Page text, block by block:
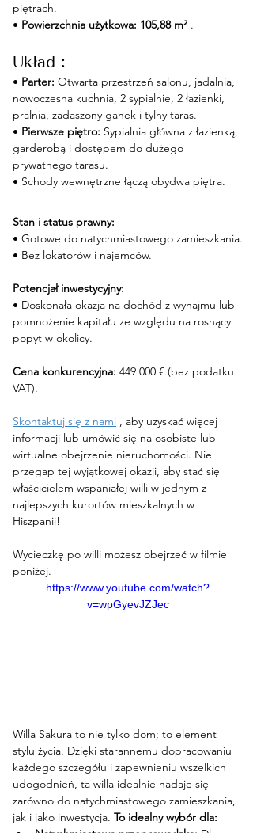
piętrach.
• Powierzchnia użytkowa: 105,88 m² .
Układ :
• Parter: Otwarta przestrzeń salonu, jadalnia,
nowoczesna kuchnia, 2 sypialnie, 2 łazienki,
pralnia, zadaszony ganek i tylny taras.
• Pierwsze piętro: Sypialnia główna z łazienką,
garderobą i dostępem do dużego
prywatnego tarasu.
• Schody wewnętrzne łączą obydwa piętra.
Stan i status prawny:
• Gotowe do natychmiastowego zamieszkania.
• Bez lokatorów i najemców.
Potencjał inwestycyjny:
• Doskonała okazja na dochód z wynajmu lub
pomnożenie kapitału ze względu na rosnący
popyt w okolicy.
Cena konkurencyjna: 449 000 € (bez podatku
VAT).
Skontaktuj się z nami , aby uzyskać więcej
informacji lub umówić się na osobiste lub
wirtualne obejrzenie nieruchomości. Nie
przegap tej wyjątkowej okazji, aby stać się
właścicielem wspaniałej willi w jednym z
najlepszych kurortów mieszkalnych w
Hiszpanii!
Wycieczkę po willi możesz obejrzeć w filmie
poniżej.
https://www.youtube.com/watch?
v=wpGyevJZJec
Willa Sakura to nie tylko dom; to element
stylu życia. Dzięki starannemu dopracowaniu
każdego szczegółu i zapewnieniu wszelkich
udogodnień, ta willa idealnie nadaje się
zarówno do natychmiastowego zamieszkania,
jak i jako inwestycja. To idealny wybór dla: